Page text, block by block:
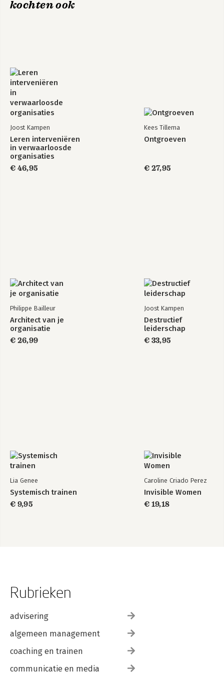
organisaties
kochten ook
Joost Kampen
Leren interveniëren
in verwaarloosde
organisaties
€ 46,95
Kees Tillema
Ontgroeven
€ 27,95
Philippe Bailleur
Architect van je
organisatie
€ 26,99
Joost Kampen
Destructief
leiderschap
€ 33,95
Lia Genee
Systemisch trainen
€ 9,95
Caroline Criado Perez
Invisible Women
€ 19,18
Rubrieken
advisering
algemeen management
coaching en trainen
communicatie en media